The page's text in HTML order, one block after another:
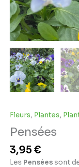
Fleurs, Plantes,
Pensées
3,95€
Les Penséessont